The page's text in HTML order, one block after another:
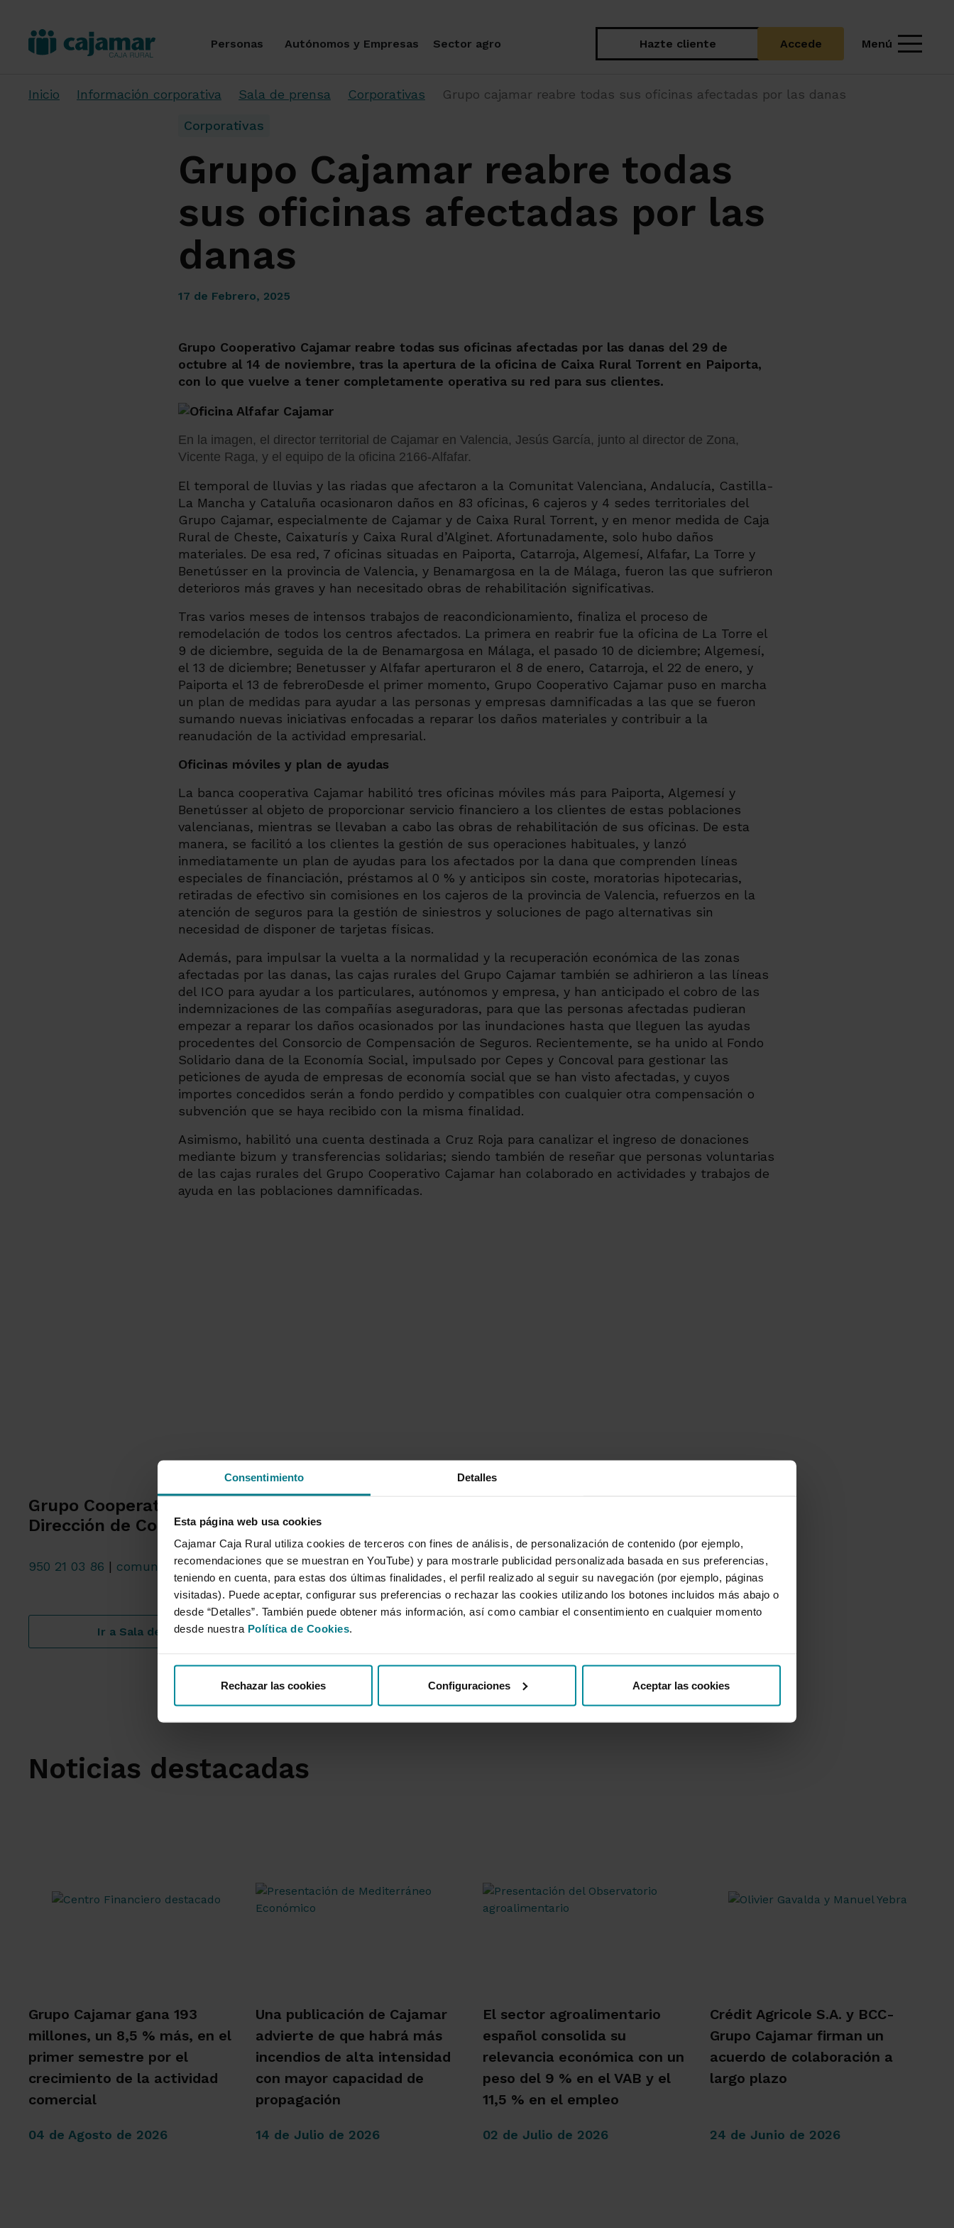
Consentimiento Detalles
Esta página web usa cookies
Cajamar Caja Rural utiliza cookies de terceros con fines de análisis, de personalización de contenido (por ejemplo,
recomendaciones que se muestran en YouTube) y para mostrarle publicidad personalizada basada en sus preferencias,
teniendo en cuenta, para estas dos últimas finalidades, el perfil realizado al seguir su navegación (por ejemplo, páginas
visitadas). Puede aceptar, configurar sus preferencias o rechazar las cookies utilizando los botones incluidos más abajo o
desde “Detalles”. También puede obtener más información, así como cambiar el consentimiento en cualquier momento
desde nuestra Política de Cookies.
Rechazar las cookies Configuraciones Aceptar las cookies
Personas Autónomos y Empresas Sector agro Hazte cliente Accede Menú
Inicio Información corporativa Sala de prensa Corporativas Grupo cajamar reabre todas sus oficinas afectadas por las danas
Corporativas
Grupo Cajamar reabre todas
sus oficinas afectadas por las
danas
17 de Febrero, 2025
Grupo Cooperativo Cajamar reabre todas sus oficinas afectadas por las danas del 29 de
octubre al 14 de noviembre, tras la apertura de la oficina de Caixa Rural Torrent en Paiporta,
con lo que vuelve a tener completamente operativa su red para sus clientes.
En la imagen, el director territorial de Cajamar en Valencia, Jesús García, junto al director de Zona,
Vicente Raga, y el equipo de la oficina 2166-Alfafar.
El temporal de lluvias y las riadas que afectaron a la Comunitat Valenciana, Andalucía, Castilla-
La Mancha y Cataluña ocasionaron daños en 83 oficinas, 6 cajeros y 4 sedes territoriales del
Grupo Cajamar, especialmente de Cajamar y de Caixa Rural Torrent, y en menor medida de Caja
Rural de Cheste, Caixaturís y Caixa Rural d’Alginet. Afortunadamente, solo hubo daños
materiales. De esa red, 7 oficinas situadas en Paiporta, Catarroja, Algemesí, Alfafar, La Torre y
Benetússer en la provincia de Valencia, y Benamargosa en la de Málaga, fueron las que sufrieron
deterioros más graves y han necesitado obras de rehabilitación significativas.
Tras varios meses de intensos trabajos de reacondicionamiento, finaliza el proceso de
remodelación de todos los centros afectados. La primera en reabrir fue la oficina de La Torre el
9 de diciembre, seguida de la de Benamargosa en Málaga, el pasado 10 de diciembre; Algemesí,
el 13 de diciembre; Benetusser y Alfafar aperturaron el 8 de enero, Catarroja, el 22 de enero, y
Paiporta el 13 de febreroDesde el primer momento, Grupo Cooperativo Cajamar puso en marcha
un plan de medidas para ayudar a las personas y empresas damnificadas a las que se fueron
sumando nuevas iniciativas enfocadas a reparar los daños materiales y contribuir a la
reanudación de la actividad empresarial.
Oficinas móviles y plan de ayudas
La banca cooperativa Cajamar habilitó tres oficinas móviles más para Paiporta, Algemesí y
Benetússer al objeto de proporcionar servicio financiero a los clientes de estas poblaciones
valencianas, mientras se llevaban a cabo las obras de rehabilitación de sus oficinas. De esta
manera, se facilitó a los clientes la gestión de sus operaciones habituales, y lanzó
inmediatamente un plan de ayudas para los afectados por la dana que comprenden líneas
especiales de financiación, préstamos al 0 % y anticipos sin coste, moratorias hipotecarias,
retiradas de efectivo sin comisiones en los cajeros de la provincia de Valencia, refuerzos en la
atención de seguros para la gestión de siniestros y soluciones de pago alternativas sin
necesidad de disponer de tarjetas físicas.
Además, para impulsar la vuelta a la normalidad y la recuperación económica de las zonas
afectadas por las danas, las cajas rurales del Grupo Cajamar también se adhirieron a las líneas
del ICO para ayudar a los particulares, autónomos y empresa, y han anticipado el cobro de las
indemnizaciones de las compañías aseguradoras, para que las personas afectadas pudieran
empezar a reparar los daños ocasionados por las inundaciones hasta que lleguen las ayudas
procedentes del Consorcio de Compensación de Seguros. Recientemente, se ha unido al Fondo
Solidario dana de la Economía Social, impulsado por Cepes y Concoval para gestionar las
peticiones de ayuda de empresas de economía social que se han visto afectadas, y cuyos
importes concedidos serán a fondo perdido y compatibles con cualquier otra compensación o
subvención que se haya recibido con la misma finalidad.
Asimismo, habilitó una cuenta destinada a Cruz Roja para canalizar el ingreso de donaciones
mediante bizum y transferencias solidarias; siendo también de reseñar que personas voluntarias
de las cajas rurales del Grupo Cooperativo Cajamar han colaborado en actividades y trabajos de
ayuda en las poblaciones damnificadas.
Grupo Cooperativo Cajamar
Dirección de Comunicación
950 21 03 86 | comunicacion@grupocooperativocajamar.com| @PrensaCajamar
Ir a Sala de prensa
Noticias destacadas
Grupo Cajamar gana 193
millones, un 8,5 % más, en el
primer semestre por el
crecimiento de la actividad
comercial
04 de Agosto de 2026
Una publicación de Cajamar
advierte de que habrá más
incendios de alta intensidad
con mayor capacidad de
propagación
14 de Julio de 2026
El sector agroalimentario
español consolida su
relevancia económica con un
peso del 9 % en el VAB y el
11,5 % en el empleo
02 de Julio de 2026
Crédit Agricole S.A. y BCC-
Grupo Cajamar firman un
acuerdo de colaboración a
largo plazo
24 de Junio de 2026